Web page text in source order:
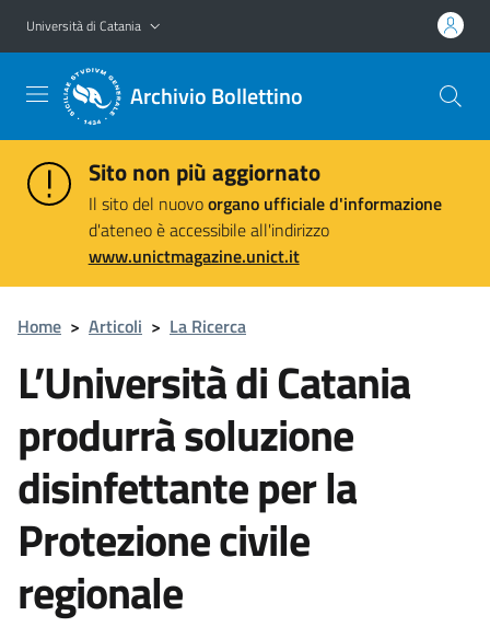
Vai al contenuto principale
Vai al menu di navigazione
Università di Catania
Archivio Bollettino
Sito non più aggiornato
Il sito del nuovoorgano ufficiale d'informazione
d'ateneo è accessibile all'indirizzo
www.unictmagazine.unict.it
Home > Articoli > La Ricerca
L’Università di Catania
produrrà soluzione
disinfettante per la
Protezione civile
regionale